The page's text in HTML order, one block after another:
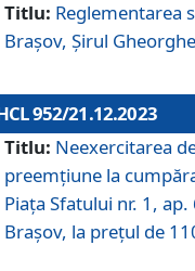
Titlu: Reglementarea
Brașov, Șirul
952/21.12.2023
Titlu: Neexercitarea
preemțiune la
Piața Sfatului nr. 1,
Brașov, la prețul de